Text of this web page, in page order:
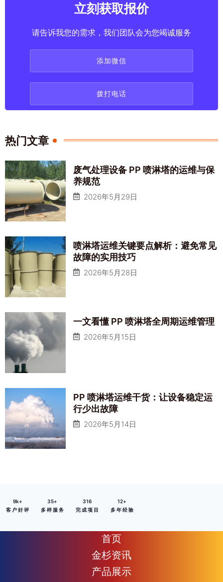
立刻获取报价
请告诉我您的需求，我们团队会为您竭诚服务
添加微信
拨打电话
热门文章
废气处理设备 PP 喷淋塔的运维与保
养规范
2026年5月29日
喷淋塔运维关键要点解析：避免常见
故障的实用技巧
2026年5月28日
一文看懂 PP 喷淋塔全周期运维管理
2026年5月15日
PP 喷淋塔运维干货：让设备稳定运
行少出故障
2026年5月14日
客 户 好 评
9k+
多 样 服 务
35+
完 成 项 目
316
多 年 经 验
12+
首页
金杉资讯
产品展示